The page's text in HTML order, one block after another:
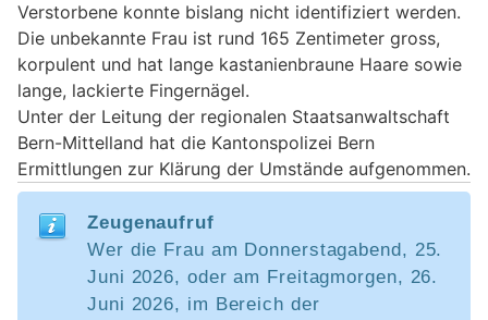
Verstorbene konnte bislang nicht identifiziert werden.
Die unbekannte Frau ist rund 165 Zentimeter gross,
korpulent und hat lange kastanienbraune Haare sowie
lange, lackierte Fingernägel.
Unter der Leitung der regionalen Staatsanwaltschaft
Bern-Mittelland hat die Kantonspolizei Bern
Ermittlungen zur Klärung der Umstände aufgenommen.
Zeugenaufruf
Wer die Frau am Donnerstagabend, 25.
Juni 2026, oder am Freitagmorgen, 26.
Juni 2026, im Bereich der